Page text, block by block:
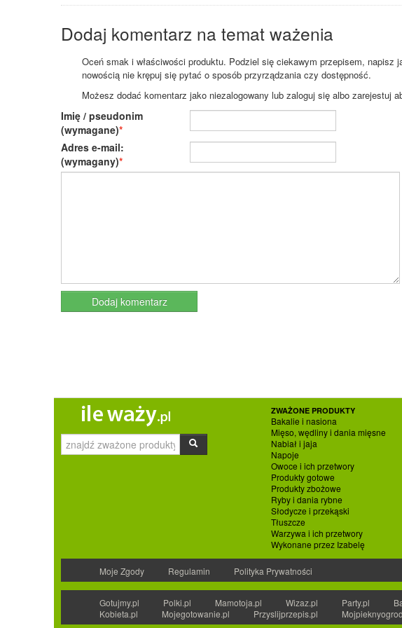
Dodaj komentarz na temat ważenia
Oceń smak i właściwości produktu. Podziel się ciekawym przepisem,
nowością nie krępuj się pytać o sposób przyrządzania czy dostępność.
Możesz dodać komentarz jako niezalogowany lub zaloguj się albo zarejestuj
Imię / pseudonim
(wymagane)
Adres e-mail:
(wymagany)
ZWAŻONE PRODUKTY
Bakalie i nasiona
Mięso, wędliny i dania mięsne
Nabiał i jaja
Napoje
Owoce i ich przetwory
Produkty gotowe
Produkty zbożowe
Ryby i dania rybne
Słodycze i przekąski
Tłuszcze
Warzywa i ich przetwory
Wykonane przez Izabelę
Moje Zgody Regulamin Polityka Prywatności
Gotujmy.pl Polki.pl Mamotoja.pl Wizaz.pl Party.pl
Kobieta.pl
Mojegotowanie.pl Przyslijprzepis.pl